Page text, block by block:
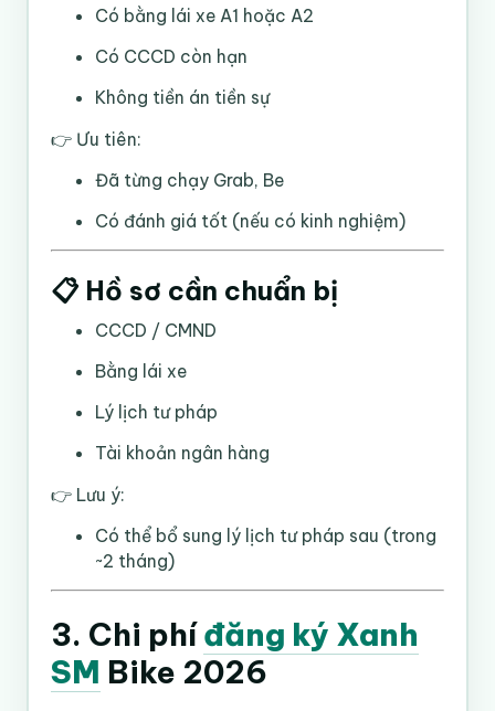
Có bằng lái xe A1 hoặc A2
Có CCCD còn hạn
Không tiền án tiền sự
👉 Ưu tiên:
Đã từng chạy Grab, Be
Có đánh giá tốt (nếu có kinh nghiệm)
📋 Hồ sơ cần chuẩn bị
CCCD / CMND
Bằng lái xe
Lý lịch tư pháp
Tài khoản ngân hàng
👉 Lưu ý:
Có thể bổ sung lý lịch tư pháp sau (trong
~2 tháng)
3. Chi phíđăng ký Xanh
SM Bike 2026